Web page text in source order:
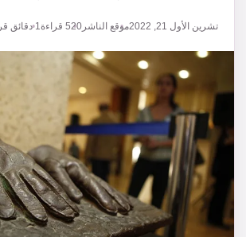
تشرين الأول 21, 2022 موقع الناشر 520 قراءة1 دقائق قراءة